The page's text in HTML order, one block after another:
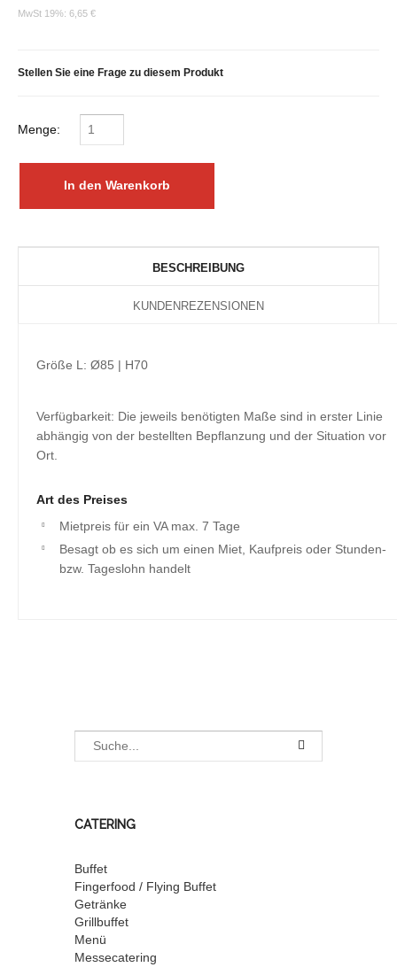
MwSt 19%: 6,65 €
Stellen Sie eine Frage zu diesem Produkt
Menge:
BESCHREIBUNG
KUNDENREZENSIONEN
Größe L: Ø85 | H70
Verfügbarkeit: Die jeweils benötigten Maße sind in erster Linie
abhängig von der bestellten Bepflanzung und der Situation vor
Ort.
Art des Preises
Mietpreis für ein VA max. 7 Tage
Besagt ob es sich um einen Miet, Kaufpreis oder Stunden-
bzw. Tageslohn handelt
CATERING
Buffet
Fingerfood / Flying Buffet
Getränke
Grillbuffet
Menü
Messecatering